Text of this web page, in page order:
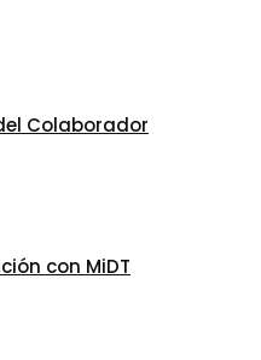
Colaborador
con MiDT